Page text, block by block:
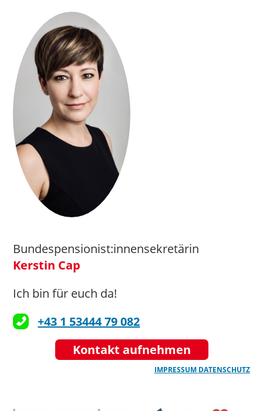
Bundespensionist:innensekretärin
Kerstin Cap
Ich bin für euch da!
+43 1 53444 79 082
Kontakt aufnehmen
IMPRESSUM DATENSCHUTZ